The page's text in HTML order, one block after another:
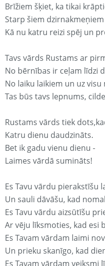
Brīžiem šķiet, ka tikai
Starp šiem
Kā nu katru reizi spēj un
Tavs vārds Rustams ar
No bērnības ir ceļam līdzi
No laiku laikiem un uz visu
Tas būs tavs lepnums,
Rustams vārds tiek
Katru dienu daudzināts.
Bet ik gadu vienu dienu -
Laimes vārdā sumināts!
Es Tavu vārdu pierakstīšu
Un sauli dāvāšu, kad
Es Tavu vārdu aizsūtīšu
Ar vēju līksmoties, kad esi
Es Tavam vārdam laimi
Un prieku skanīgo, kad
Es Tavam vārdam veiksmi